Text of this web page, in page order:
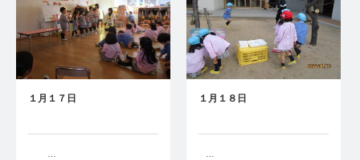
１月１７日 １月１８日